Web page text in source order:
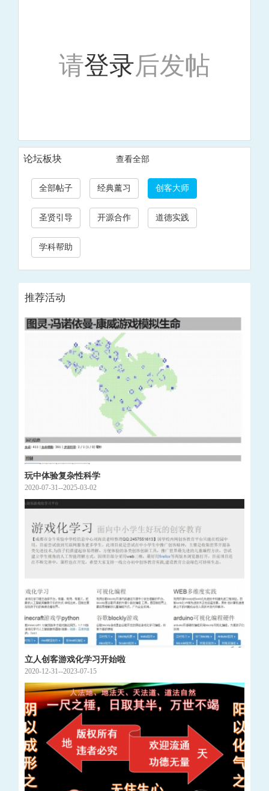
请登录后发帖
论坛板块 查看全部
全部帖子 经典薰习 创客大师
圣贤引导 开源合作 道德实践
学科帮助
推荐活动
玩中体验复杂性科学
2020-07-31--2025-03-02
立人创客游戏化学习开始啦
2020-12-31--2023-07-15